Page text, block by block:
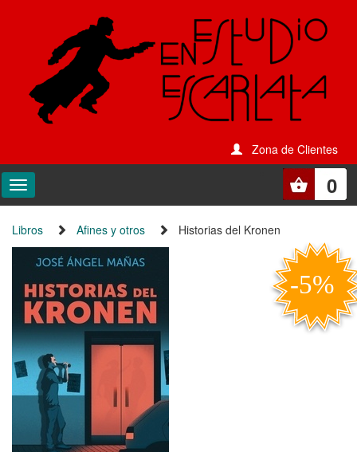
Zona de Clientes
0
Libros Afines y otros Historias del Kronen